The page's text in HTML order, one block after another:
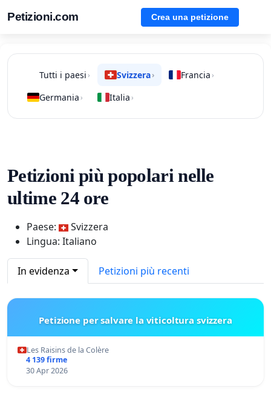
Petizioni.com Crea una petizione
Tutti i paesi › Svizzera› Francia ›
Germania › Italia ›
Petizioni più popolari nelle
ultime 24 ore
Paese:
Svizzera
Lingua: Italiano
In evidenza Petizioni più recenti
Petizione per salvare la viticoltura svizzera
Les Raisins de la Colère
4 139 firme
30 Apr 2026